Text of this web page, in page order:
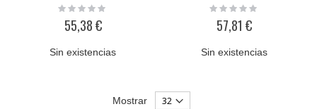
Rating:
55,38 €
Sin existencias
Rating:
57,81 €
Sin existencias
Mostrar